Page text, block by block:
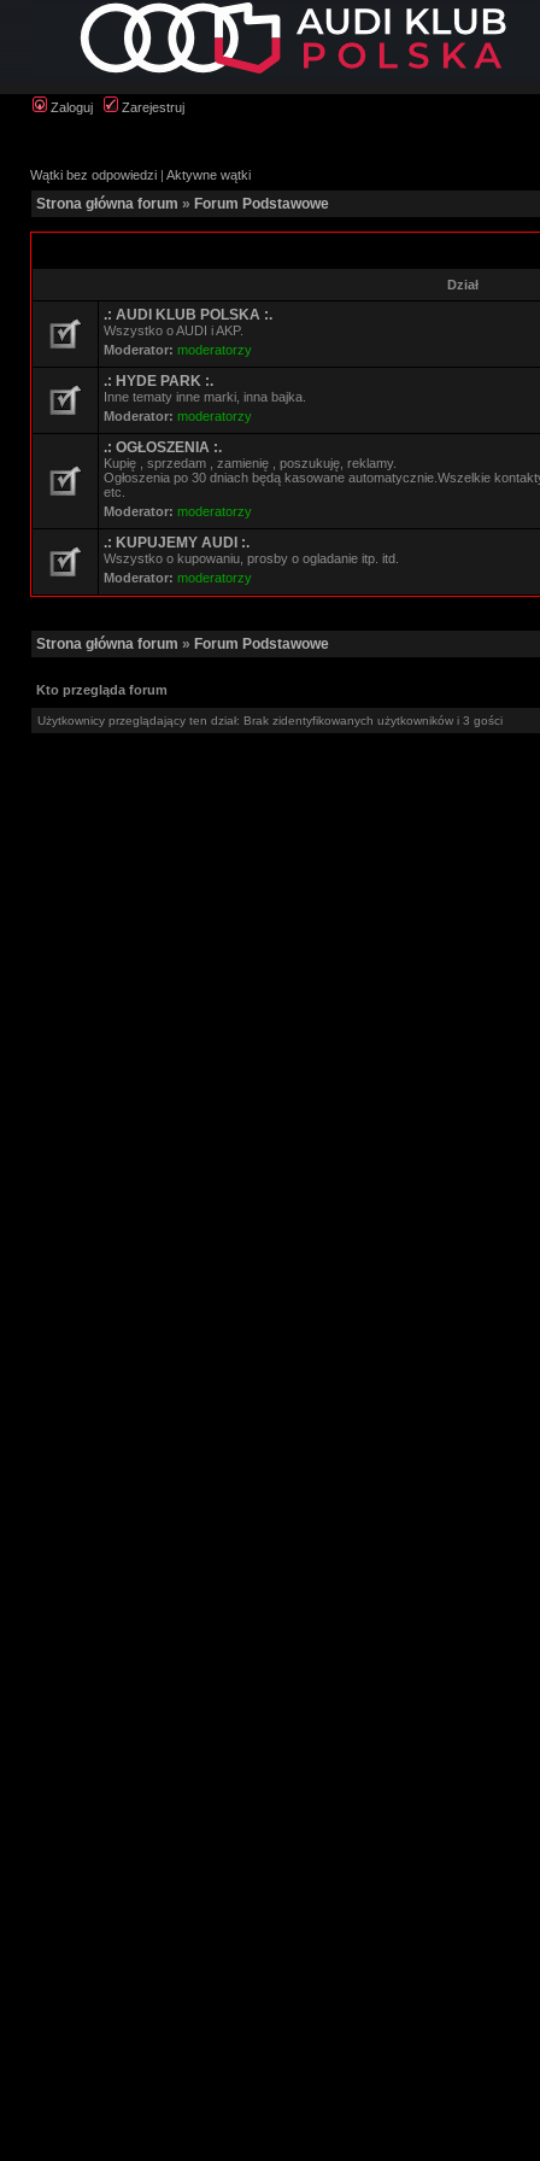
Zaloguj Zarejestruj
Wątki bez odpowiedzi | Aktywne wątki
Strona główna forum » Forum Podstawowe
Dział
.: AUDI KLUB POLSKA :.
Wszystko o AUDI i AKP.
Moderator: moderatorzy
.: HYDE PARK :.
Inne tematy inne marki, inna bajka.
Moderator: moderatorzy
.: OGŁOSZENIA :.
Kupię , sprzedam , zamienię , poszukuję, reklamy.
Ogłoszenia po 30 dniach będą kasowane automatycznie.Wszelkie
etc.
Moderator: moderatorzy
.: KUPUJEMY AUDI :.
Wszystko o kupowaniu, prosby o ogladanie itp. itd.
Moderator: moderatorzy
Strona główna forum » Forum Podstawowe
Kto przegląda forum
Użytkownicy przeglądający ten dział: Brak zidentyfikowanych użytkowników i 3 gości